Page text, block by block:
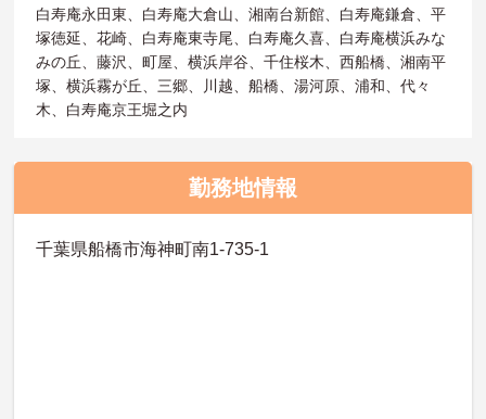
白寿庵永田東、白寿庵大倉山、湘南台新館、白寿庵鎌倉、平
塚徳延、花崎、白寿庵東寺尾、白寿庵久喜、白寿庵横浜みな
みの丘、藤沢、町屋、横浜岸谷、千住桜木、西船橋、湘南平
塚、横浜霧が丘、三郷、川越、船橋、湯河原、浦和、代々
木、白寿庵京王堀之内
勤務地情報
千葉県船橋市海神町南1-735-1